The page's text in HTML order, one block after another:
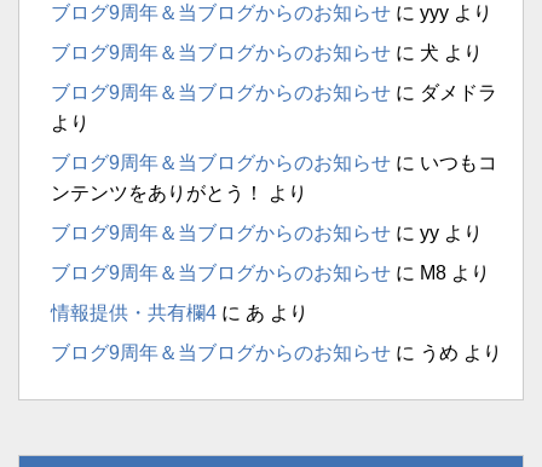
ブログ9周年＆当ブログからのお知らせ に yyy より
ブログ9周年＆当ブログからのお知らせ に 犬 より
ブログ9周年＆当ブログからのお知らせ に ダメドラ
より
ブログ9周年＆当ブログからのお知らせ に いつもコ
ンテンツをありがとう！
より
ブログ9周年＆当ブログからのお知らせ に yy より
ブログ9周年＆当ブログからのお知らせ に M8 より
情報提供・共有欄4 に あ より
ブログ9周年＆当ブログからのお知らせ に うめ より